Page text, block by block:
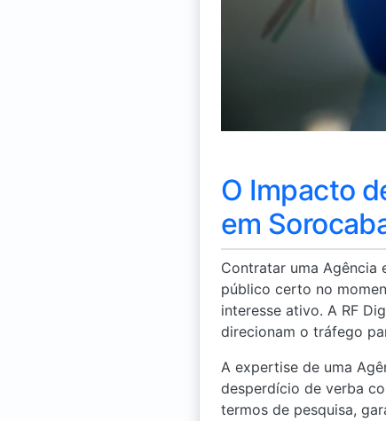
O Impacto
em
Contratar uma Agência
público certo no
interesse ativo. A RF
direcionam o tráfego
A expertise de uma
desperdício de verba
termos de pesquisa,